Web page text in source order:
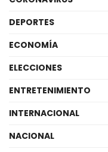
DEPORTES
ECONOMÍA
ELECCIONES
ENTRETENIMIENTO
INTERNACIONAL
NACIONAL